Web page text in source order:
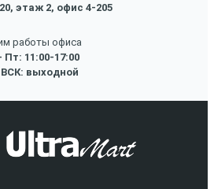
этаж 2, офис 4-205
работы офиса
Пт: 11:00-17:00
выходной